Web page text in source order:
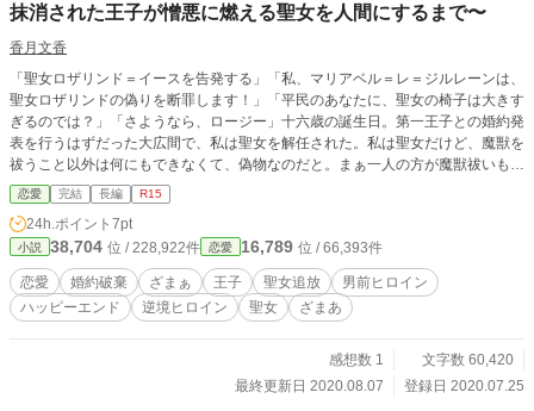
抹消された王子が憎悪に燃える聖女を人間にするまで〜
香月文香
「聖女ロザリンド＝イースを告発する」「私、マリアベル＝レ＝ジルレーンは、
聖女ロザリンドの偽りを断罪します！」「平民のあなたに、聖女の椅子は大きす
ぎるのでは？」「さようなら、ロージー」十六歳の誕生日。第一王子との婚約発
表を行うはずだった大広間で、私は聖女を解任された。私は聖女だけど、魔獣を
祓うこと以外は何にもできなくて、偽物なのだと。まぁ一人の方が魔獣祓いも効
率的にできていいかもしれないわ。なんて前向きに考えていたら、「身柄は＜黄
昏の宮＞預かりとする」だって。皆さんざわついているけれど、＜黄昏の宮＞っ
てどこ？ え？ 第二王子がいるって？ なにそれそんなの聞いてない──！
だって、私は魔獣を殺せさえすればいいのだから。 ※小説家になろうにも掲載
しています
恋愛 完結 長編 R15
24h.ポイント 7pt
小説 38,704 位 / 228,922件 恋愛 16,789 位 / 66,393件
恋愛 婚約破棄 ざまぁ 王子 聖女追放
男前ヒロイン
ハッピーエンド
逆境ヒロイン 聖女 ざまあ
感想数 1
文字数 60,420
最終更新日 2020.08.07
登録日 2020.07.25